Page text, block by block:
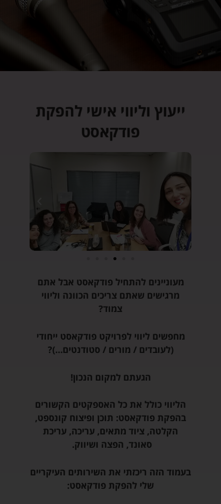
ייעוץ וליווי אישי להפקת
פודקאסט
מעוניינים להתחיל פודקאסט אבל אתם
מרגישים שאתם צריכים הכוונה וליווי
צמוד?
מחפשים ליווי לפרויקט פודקאסט ייחודי
(לעובדים / מורים / סטודנטים…)?
הגעתם למקום הנכון!
הליווי כולל את כל האספקטים הקשורים
בהפקת פודקאסט: תוכן ופיצוח קונספט,
הקלטה, ציוד מתאים, עריכה, עריכת
סאונד, הפצה ושיווק.
בעמוד הזה ריכזתי את השירותים העיקריים
שלי להפקת פודקאסט: